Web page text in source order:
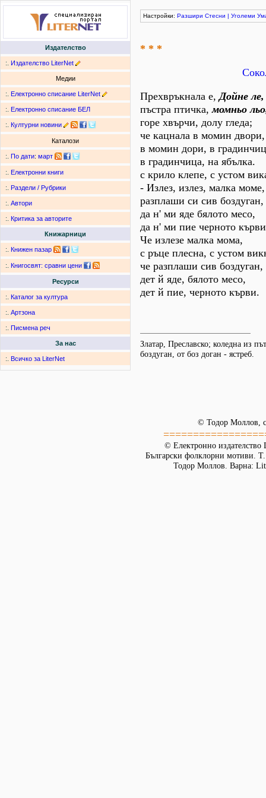
Издателство
:. Издателство LiterNet
Медии
:. Електронно списание LiterNet
:. Електронно списание БЕЛ
:. Културни новини
Каталози
:. По дати: март
:. Електронни книги
:. Раздели / Рубрики
:. Автори
:. Критика за авторите
Книжарници
:. Книжен пазар
:. Книгосвят: сравни цени
Ресурси
:. Каталог за култура
:. Артзона
:. Писмена реч
За нас
:. Всичко за LiterNet
Настройки: Разшири Стесни | Уголеми
* * *
Прехвръкнала е,Дойне
пъстра птичка,момньо
горе хвърчи, долу гледа;
че кацнала в момин двори,
в момин дори, в
в градинчица, на ябълка.
с крило клепе, с устом
- Излез, излез, малка моме,
разплаши си сив боздуган,
да н' ми яде бялото месо,
да н' ми пие черното
Че излезе малка мома,
с ръце плесна, с устом
че разплаши сив боздуган,
дет й яде, бялото месо,
дет й пие, черното кърви.
Златар, Преславско; коледна из
боздуган, от боз доган - ястреб.
© Тодор Моллов,
© Електронно издателство
Български фолклорни мотиви.
Тодор Моллов. Варна: